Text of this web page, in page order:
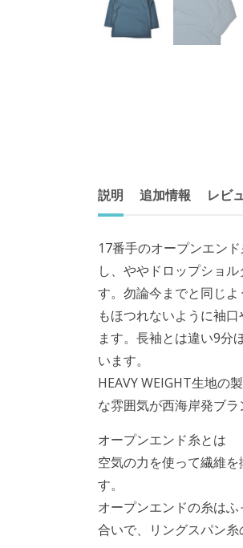
説明 追加情報 レビ
17番手のオープンエン
し、ややドロップショ
す。勿論今までと同じ
もほつれないように袖
ます。長袖とは違い9分
います。
HEAVY WEIGHT生地の
な雰囲気が西海岸発ブ
オープンエンド糸とは
空気の力を使って繊維
す。
オープンエンドの糸は
合いで、リングスパン糸